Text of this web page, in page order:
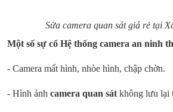
Sửa camera quan sát giá rẻ tại
Một số sự cố Hệ thống camera an ninh
- Camera mất hình, nhòe hình, chập chờn.
- Hình ảnh camera quan sát không lưu lại